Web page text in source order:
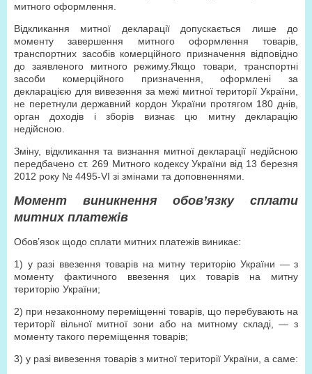
митного оформлення.
Відкликання митної декларації допускається лише до
моменту завершення митного оформлення товарів,
транспортних засобів комерційного призначення відповідно
до заявленого митного режиму.Якщо товари, транспортні
засоби комерційного призначення, оформлені за
декларацією для вивезення за межі митної території України,
не перетнули державний кордон України протягом 180 днів,
орган доходів і зборів визнає цю митну декларацію
недійсною.
Зміну, відкликання та визнання митної декларації недійсною
передбачено ст. 269 Митного кодексу України від 13 березня
2012 року № 4495-VI зі змінами та доповненнями.
Момент виникнення обов’язку сплати
митних платежів
Обов’язок щодо сплати митних платежів виникає:
1) у разі ввезення товарів на митну територію України — з
моменту фактичного ввезення цих товарів на митну
територію України;
2) при незаконному переміщенні товарів, що перебувають на
території вільної митної зони або на митному складі, — з
моменту такого переміщення товарів;
3) у разі вивезення товарів з митної території України, а саме: